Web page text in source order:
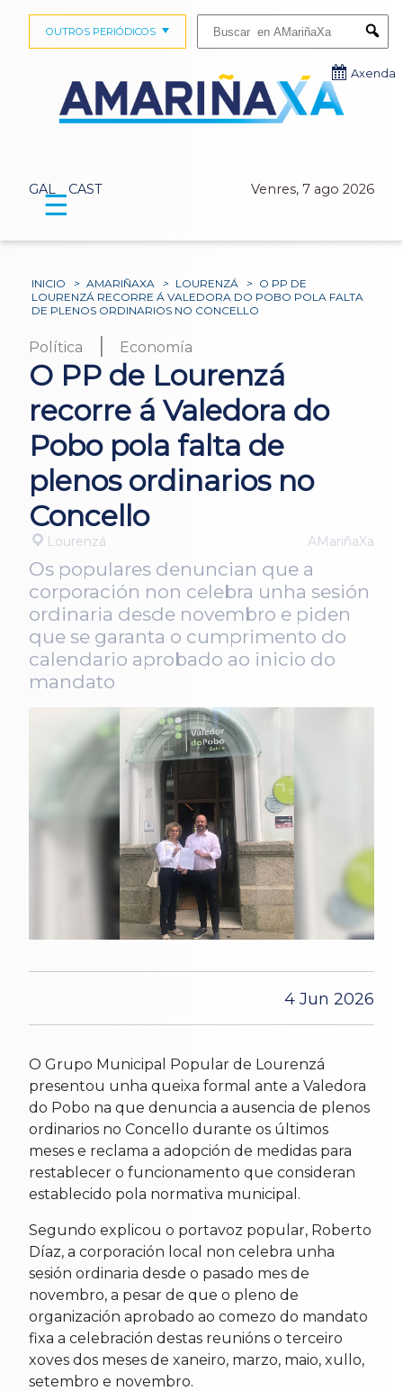
GAL CAST Venres, 7 ago 2026
OUTROS PERIÓDICOS
Axenda
☰
INICIO > AMARIÑAXA > LOURENZÁ > O PP DE
LOURENZÁ RECORRE Á VALEDORA DO POBO POLA FALTA
DE PLENOS ORDINARIOS NO CONCELLO
Política | Economía
O PP de Lourenzá
recorre á Valedora do
Pobo pola falta de
plenos ordinarios no
Concello
Lourenzá AMariñaXa
Os populares denuncian que a
corporación non celebra unha sesión
ordinaria desde novembro e piden
que se garanta o cumprimento do
calendario aprobado ao inicio do
mandato
4 Jun 2026
O Grupo Municipal Popular de Lourenzá
presentou unha queixa formal ante a Valedora
do Pobo na que denuncia a ausencia de plenos
ordinarios no Concello durante os últimos
meses e reclama a adopción de medidas para
restablecer o funcionamento que consideran
establecido pola normativa municipal.
Segundo explicou o portavoz popular, Roberto
Díaz, a corporación local non celebra unha
sesión ordinaria desde o pasado mes de
novembro, a pesar de que o pleno de
organización aprobado ao comezo do mandato
fixa a celebración destas reunións o terceiro
xoves dos meses de xaneiro, marzo, maio, xullo,
setembro e novembro.